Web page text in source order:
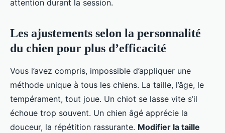
attention durant la session.
Les ajustements selon la personnalité
du chien pour plus d’efficacité
Vous l’avez compris, impossible d’appliquer une
méthode unique à tous les chiens. La taille, l’âge, le
tempérament, tout joue. Un chiot se lasse vite s’il
échoue trop souvent. Un chien âgé apprécie la
douceur, la répétition rassurante. Modifier la taille